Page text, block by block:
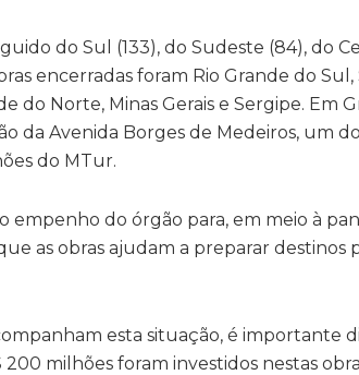
do Sul (133), do Sudeste (84), do
encerradas foram Rio Grande do Sul,
do Norte, Minas Gerais e Sergipe. Em
da Avenida Borges de Medeiros, um
do MTur.
empenho do órgão para, em meio à
as obras ajudam a preparar destinos
esta situação, é importante
milhões foram investidos nestas